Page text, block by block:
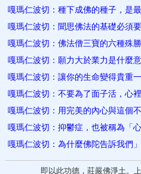
嘎瑪仁波切：種下成佛的種子，是
嘎瑪仁波切：聞思佛法的基礎必須
嘎瑪仁波切：佛法僧三寶的六種殊
嘎瑪仁波切：願力大於業力是什麼
嘎瑪仁波切：讓你的生命變得貴重
嘎瑪仁波切：不要為了面子活，心
嘎瑪仁波切：用完美的內心與這個
嘎瑪仁波切：抑鬱症，也被稱為「心
嘎瑪仁波切：為什麼佛陀告訴我們
即以此功德，莊嚴佛淨土。